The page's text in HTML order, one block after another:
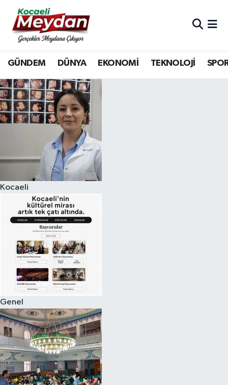
GÜNDEM DÜNYA EKONOMİ TEKNOLOJİ
Kocaeli
Genel
Nöbetçi Eczaneler
Hava Durumu
Trafik Durumu
Süper Lig Puan Durumu ve Fikstür
Tüm Manşetler
Son Dakika Haberleri
Haber Arşivi